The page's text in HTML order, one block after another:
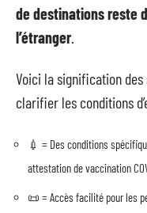
de destinations reste
l’étranger.
Voici la signification
clarifier les conditions
💉 = Des conditions
attestation de vaccination
📜 = Accès facilité pour les